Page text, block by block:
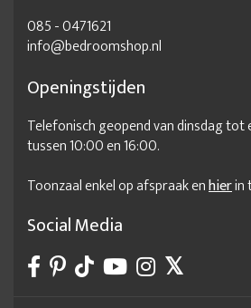
085 - 0471621
info@bedroomshop.nl
Openingstijden
Telefonisch geopend van dinsdag
tussen 10:00 en 16:00.
Toonzaal enkel op afspraak enhierin
Social Media